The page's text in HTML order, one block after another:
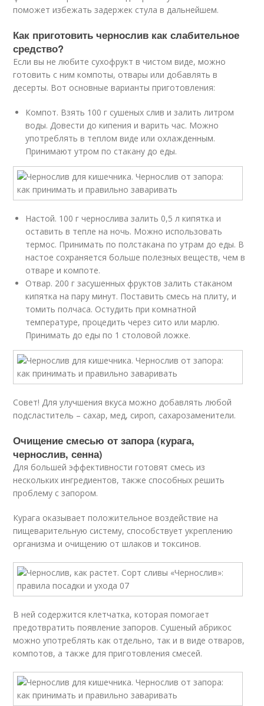
поможет избежать задержек стула в дальнейшем.
Как приготовить чернослив как слабительное
средство?
Если вы не любите сухофрукт в чистом виде, можно
готовить с ним компоты, отвары или добавлять в
десерты. Вот основные варианты приготовления:
Компот. Взять 100 г сушеных слив и залить литром
воды. Довести до кипения и варить час. Можно
употреблять в теплом виде или охлажденным.
Принимают утром по стакану до еды.
Настой. 100 г чернослива залить 0,5 л кипятка и
оставить в тепле на ночь. Можно использовать
термос. Принимать по полстакана по утрам до еды. В
настое сохраняется больше полезных веществ, чем в
отваре и компоте.
Отвар. 200 г засушенных фруктов залить стаканом
кипятка на пару минут. Поставить смесь на плиту, и
томить полчаса. Остудить при комнатной
температуре, процедить через сито или марлю.
Принимать до еды по 1 столовой ложке.
Совет! Для улучшения вкуса можно добавлять любой
подсластитель – сахар, мед, сироп, сахарозаменители.
Очищение смесью от запора (курага,
чернослив, сенна)
Для большей эффективности готовят смесь из
нескольких ингредиентов, также способных решить
проблему с запором.
Курага оказывает положительное воздействие на
пищеварительную систему, способствует укреплению
организма и очищению от шлаков и токсинов.
В ней содержится клетчатка, которая помогает
предотвратить появление запоров. Сушеный абрикос
можно употреблять как отдельно, так и в виде отваров,
компотов, а также для приготовления смесей.